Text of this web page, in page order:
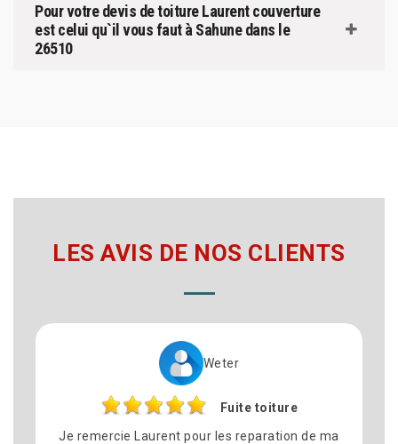
Pour votre devis de toiture Laurent couverture
est celui qu`il vous faut à Sahune dans le
26510
LES AVIS DE NOS CLIENTS
Weter
Fuite toiture
Je remercie Laurent pour les reparation de ma